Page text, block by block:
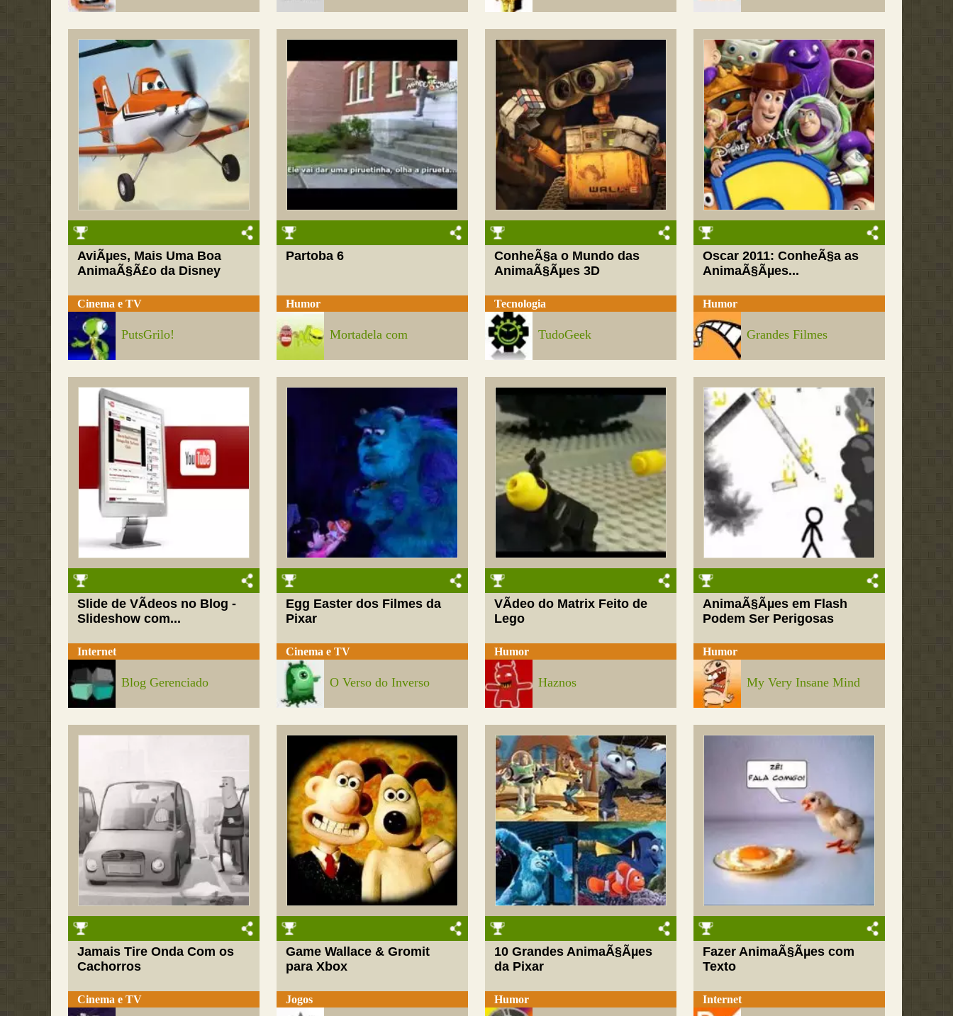
AviÃµes, Mais Uma Boa
AnimaÃ§Ã£o da Disney
Cinema e TV
PutsGrilo!
Partoba 6
Humor
Mortadela com
ConheÃ§a o Mundo das
AnimaÃ§Ãµes 3D
Tecnologia
TudoGeek
Oscar 2011: ConheÃ§a as
AnimaÃ§Ãµes...
Humor
Grandes Filmes
Slide de VÃ­deos no Blog -
Slideshow com...
Internet
Blog Gerenciado
Egg Easter dos Filmes da
Pixar
Cinema e TV
O Verso do Inverso
VÃ­deo do Matrix Feito de
Lego
Humor
Haznos
AnimaÃ§Ãµes em Flash
Podem Ser Perigosas
Humor
My Very Insane Mind
Jamais Tire Onda Com os
Cachorros
Cinema e TV
Game Wallace & Gromit
para Xbox
Jogos
10 Grandes AnimaÃ§Ãµes
da Pixar
Humor
Fazer AnimaÃ§Ãµes com
Texto
Internet